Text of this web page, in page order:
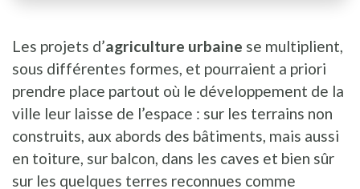
Les projets d’agriculture urbaine se multiplient,
sous différentes formes, et pourraient a priori
prendre place partout où le développement de la
ville leur laisse de l’espace : sur les terrains non
construits, aux abords des bâtiments, mais aussi
en toiture, sur balcon, dans les caves et bien sûr
sur les quelques terres reconnues comme